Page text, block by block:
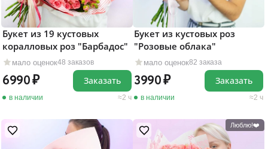
мало оценок48 заказов
Букет из 19 кустовых
коралловых роз "Барбадос"
6990
в наличии 2 ч
Заказать
мало оценок82 заказа
Букет из кустовых роз
"Розовые облака"
3990
в наличии 2 ч
Заказать
Люблю!❤️